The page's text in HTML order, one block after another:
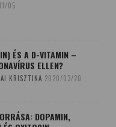
05
ÉS A D-VITAMIN –
ELLEN?
KRISZTINA 2020/03/20
DOPAMIN,